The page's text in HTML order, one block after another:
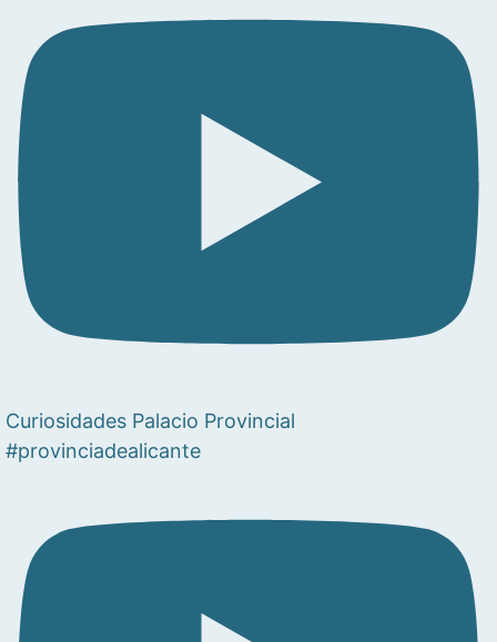
Curiosidades Palacio Provincial
#provinciadealicante